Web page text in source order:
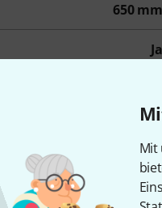
Mit
650 mm
Ja